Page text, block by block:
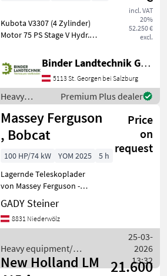
incl. VAT
20%
52.250 €
excl.
Kubota V3307 (4 Zylinder)
Motor 75 PS Stage V Hydr.
Aufnahme Bereifung: 12×16,
5 NHS 4×4 Allradantrieb
und 4-Rad-Lenkung
zusätzliche Hy
Binder Landtechnik GmbH & CoKG
5113 St. Georgen bei Salzburg
Heavy
equipment/
construction
machines /
Eurotrac
Premium Plus dealer
Massey Ferguson
, Bobcat
Price
on
request
100 HP/74 kW YOM 2025
5 h
Lagernde Teleskoplader
von Massey Ferguson -
Bobcat , 100 - 135 PS
Hubhöhe von 5, 9m - 7, 9m
3000 - 4300 kg Hubkraft agri
drive, Steering-typ
GADY Steiner
8831 Niederwölz
Heavy equipment/
construction machines /
Massey Ferguson
25-03-
2026
13:32
New Holland LM
21.600